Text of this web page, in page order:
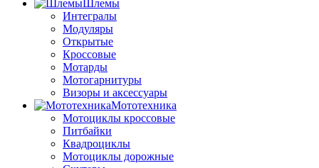
Шлемы
Интегралы
Модуляры
Открытые
Кроссовые
Мотарды
Мотогарнитуры
Визоры и аксессуары
Мототехника
Мотоциклы кроссовые
Питбайки
Квадроциклы
Мотоциклы дорожные